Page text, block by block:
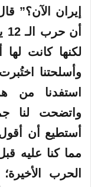
إيران الآن؟”
لكنها كانت لها
وأسلحتنا
استفدنا من
واتضحت لنا
أستطيع أن
الحرب